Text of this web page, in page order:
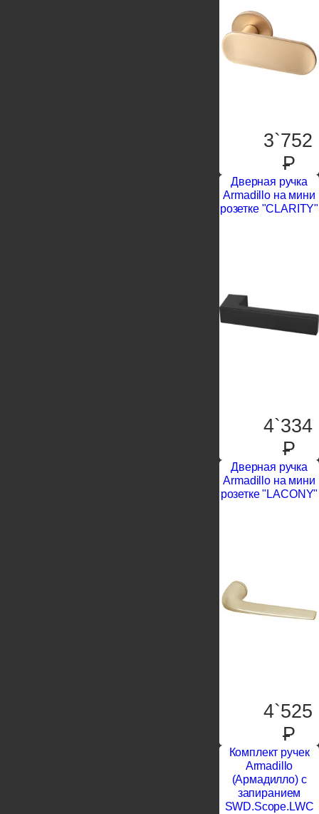
3`752
P
Дверная ручка
Armadillo на мини
розетке "CLARITY"
4`334
P
Дверная ручка
Armadillo на мини
розетке "LACONY"
4`525
P
Комплект ручек
Armadillo
(Армадилло) с
запиранием
SWD.Scope.LWC